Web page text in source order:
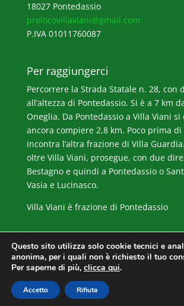
18027 Pontedassio
prolocovillaviani@gmail.com
P.IVA 01011760087
Per raggiungerci
Percorrere la Strada Statale n. 28, con
all’altezza di Pontedassio. Si è a 7 km
Oneglia. Da Pontedassio a Villa Viani si
ancora compiere 2,8 km. Poco prima di
incontra l’altra frazione di Villa
oltre Villa Viani, prosegue, con due
Bestagno e quindi a Pontedassio o
Vasia e Lucinasco.
Villa Viani è frazione di Pontedassio
© 2017 / Pro Loco Villa Viani ///
Cookie Policy
Questo sito utilizza solo cookie tecnici e
anonima, per i quali non è richiesto il tuo
Per saperne di più, clicca qui.
Accetto Rifiuta